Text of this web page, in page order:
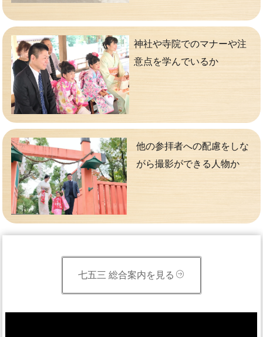
神社や寺院でのマナーや注
意点を学んでいるか
他の参拝者への配慮をしな
がら撮影ができる人物か
七五三 総合案内を見る